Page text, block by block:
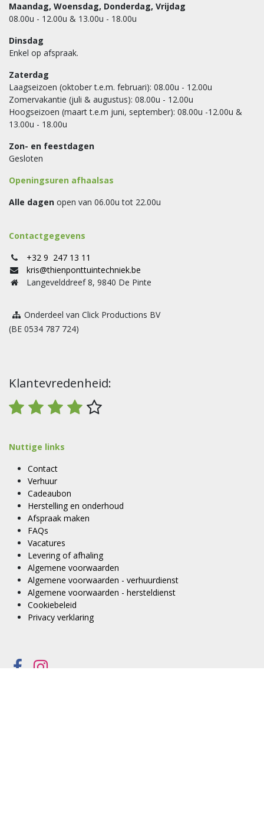
Maandag, Woensdag, Donderdag, Vrijdag
08.00u - 12.00u & 13.00u - 18.00u
Dinsdag
Enkel op afspraak.
Zaterdag
Laagseizoen (oktober t.e.m. februari): 08.00u - 12.00u
Zomervakantie (juli & augustus): 08.00u - 12.00u
Hoogseizoen (maart t.e.m juni, september): 08.00u -12.00u &
13.00u - 18.00u
Zon- en feestdagen
Gesloten
Openingsuren afhaalsas
Alle dagen open van 06.00u tot 22.00u
Contactgegevens
+32 9 247 13 11
kris@thienponttuintechniek.be
Langevelddreef 8, 9840 De Pinte
Onderdeel van Click Productions BV
(BE 0534 787 724)
Klantevredenheid:
Nuttige links
Contact
Verhuur
Cadeaubon
Herstelling en onderhoud
Afspraak maken
FAQs
Vacatures
Levering of afhaling
Algemene voorwaarden
Algemene voorwaarden - verhuurdienst
Algemene voorwaarden - hersteldienst
Cookiebeleid
Privacy verklaring